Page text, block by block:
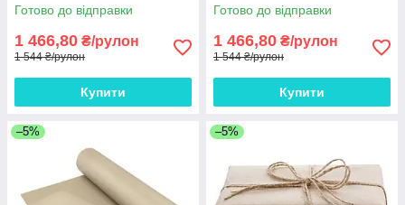
Готово до відправки
1 466,80 ₴/рулон
1 544 ₴/рулон
Купити
Готово до відправки
1 466,80 ₴/рулон
1 544 ₴/рулон
Купити
–5% –5%